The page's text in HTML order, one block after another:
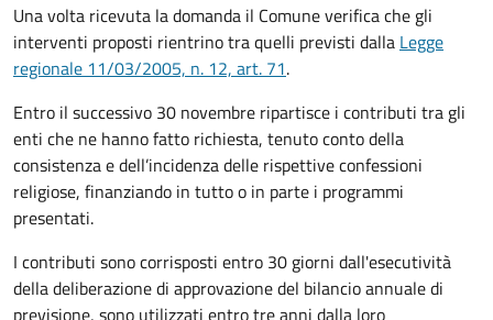
Una volta ricevuta la domanda il Comuneverifica che gli
interventi proposti rientrino tra quelli previsti dalla Legge
regionale 11/03/2005, n. 12, art. 71.
Entro il successivo 30 novembre ripartisce i contributi tra gli
enti che ne hanno fatto richiesta, tenuto conto della
consistenza e dell’incidenza delle rispettive confessioni
religiose, finanziando in tutto o in parte i programmi
presentati.
I contributi sono corrisposti entro 30 giorni dall'esecutività
della deliberazione di approvazione del bilancio annuale di
previsione, sono utilizzati entro tre anni dalla loro